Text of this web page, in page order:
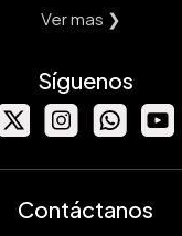
Ver mas ❯
Síguenos
Contáctanos